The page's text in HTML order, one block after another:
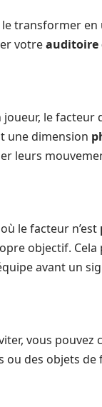
le transformer
votreauditoire
joueur, le
une dimension
leurs
le facteur n’est
objectif.
avant un
vous pouvez
ou des objets